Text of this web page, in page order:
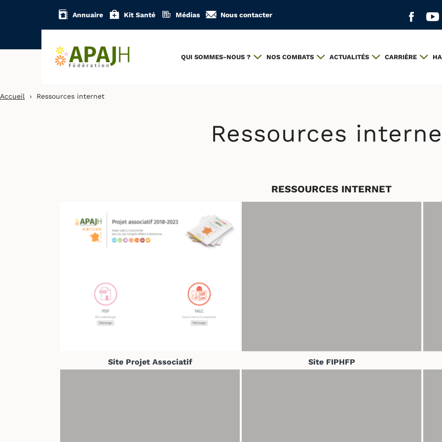
Annuaire Kit Santé Médias Nous contacter
Aller
QUI SOMMES-NOUS ? NOS COMBATS ACTUALITÉS CARRIÈRE
Accueil › Ressources internet
Ressources
RESSOURCES INTERNET
Site Projet Associatif Site FIPHFP